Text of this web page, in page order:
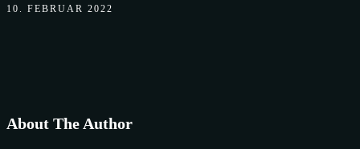
10. FEBRUAR 2022
About The Author